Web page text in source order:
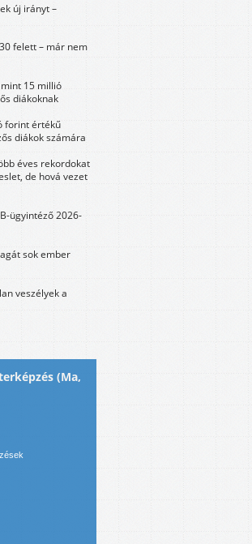
új irányt –
felett – már nem
15 millió
diákoknak
forint értékű
diákok számára
éves rekordokat
de hová vezet
ügyintéző 2026-
sok ember
veszélyek a
(Ma,